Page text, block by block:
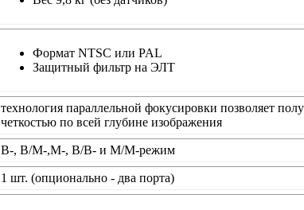
Формат NTSC или PAL
Защитный фильтр на ЭЛТ
технология параллельной фокусировки позволяет
четкостью по всей глубине изображения
В-, В/М-,М-, В/В- и М/М-режим
1 шт. (опционально - два порта)